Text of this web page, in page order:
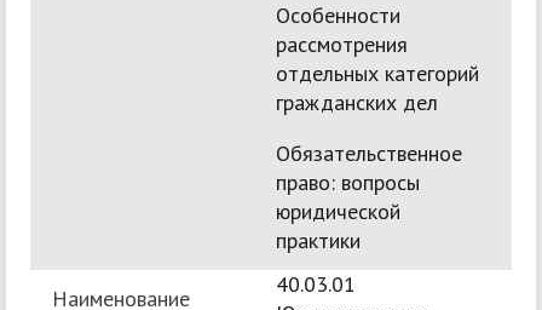
Особенности
рассмотрения
отдельных категорий
гражданских дел
Обязательственное
право: вопросы
юридической
практики
Наименование
40.03.01